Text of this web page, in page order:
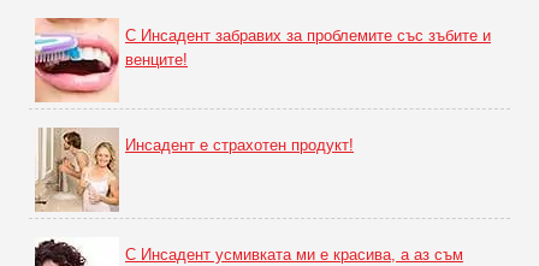
С Инсадент забравих за проблемите със зъбите и
венците!
Инсадент е страхотен продукт!
С Инсадент усмивката ми е красива, а аз съм